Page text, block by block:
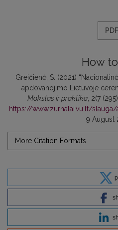
PDF
How
Greičienė, S. (2021)
apdovanojimo Lietuvoje
Mokslas ir praktika, 2(7
https://www.zurnalai.vu.lt/
9 August
More Citation Formats